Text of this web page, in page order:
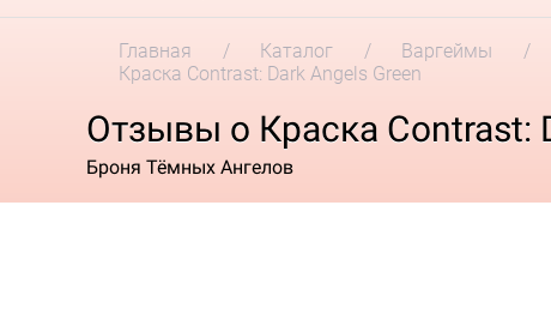
Главная Каталог Варгеймы
Краска Contrast: Dark Angels Green
Отзывы о Краска Contrast:
Броня Тёмных Ангелов